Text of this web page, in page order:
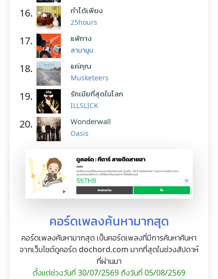
16. ทำได้เพียง
25hours
17. แพ้ทาง
ลาบานูน
18. แค่คุณ
Musketeers
19. รักเมียที่สุดในโลก
ILLSLICK
20. Wonderwall
Oasis
คอร์ดเพลงค้นหามากสุด
คอร์ดเพลงค้นหามากสุด เป็นคอร์ดเพลงที่มีการค้นหาค้นหา
จากเว็บไซต์ดูคอร์ด dochord.com มากที่สุดในช่วงสัปดาห์
ที่ผ่านมา
ตั้งแต่ช่วงวันที่ 30/07/2569 ถึงวันที่ 05/08/2569